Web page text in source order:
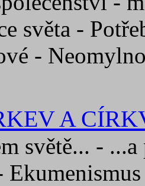
světa -
-
A
světě... -